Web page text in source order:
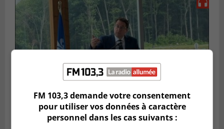
SAINT-HUBERT
FM 103,3 demande votre consentement
pour utiliser vos données à caractère
personnel dans les cas suivants :